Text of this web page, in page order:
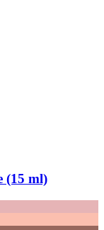
(15 ml)